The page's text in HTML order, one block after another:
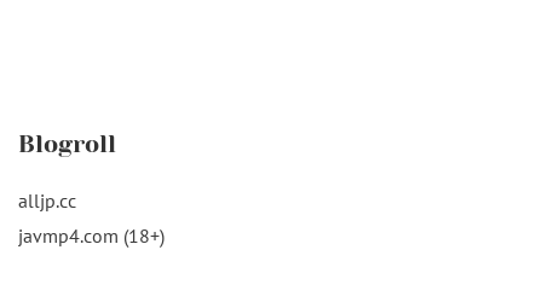
Blogroll
alljp.cc
javmp4.com (18+)